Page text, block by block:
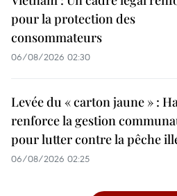
pour la protection des
consommateurs
06/08/2026 02:30
Levée du « carton jaune » :
renforce la gestion
pour lutter contre la pêche
06/08/2026 02:25